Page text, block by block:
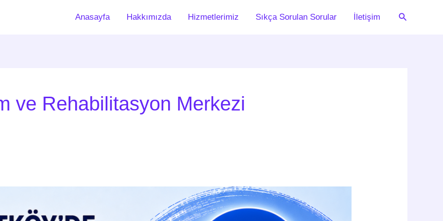
Anasayfa Hakkımızda Hizmetlerimiz Sıkça Sorulan Sorular İletişim Arama
ve Rehabilitasyon Merkezi